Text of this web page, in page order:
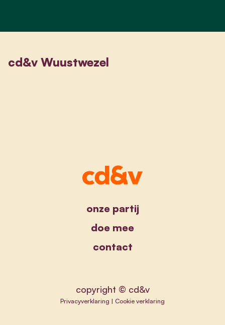
cd&v Wuustwezel
onze partij
doe mee
contact
copyright © cd&v
Privacyverklaring | Cookie verklaring